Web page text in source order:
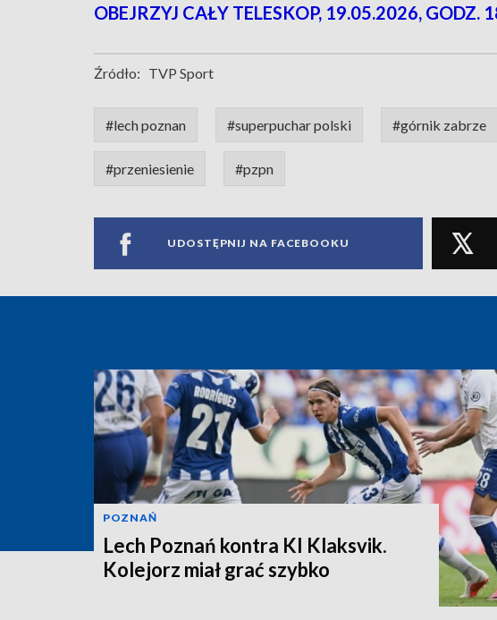
OBEJRZYJ CAŁY TELESKOP, 19.05.2026, GODZ.
Źródło: TVP Sport
#lech poznan #superpuchar polski #górnik zabrze
#przeniesienie #pzpn
UDOSTĘPNIJ NA FACEBOOKU
POZNAŃ
Lech Poznań kontra KI Klaksvik.
Kolejorz miał grać szybko